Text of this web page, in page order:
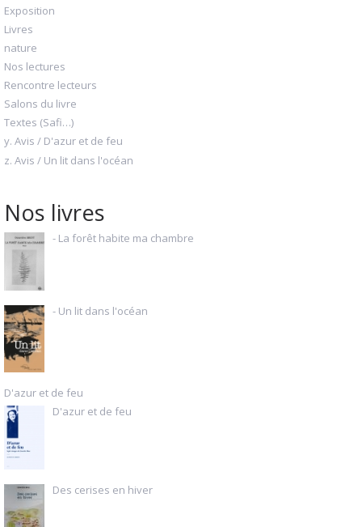
Exposition
Livres
nature
Nos lectures
Rencontre lecteurs
Salons du livre
Textes (Safi…)
y. Avis / D'azur et de feu
z. Avis / Un lit dans l'océan
Nos livres
- La forêt habite ma chambre
- Un lit dans l'océan
D'azur et de feu
D'azur et de feu
Des cerises en hiver